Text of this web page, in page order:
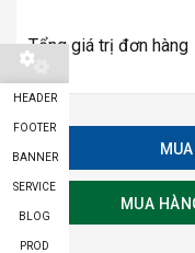
Tổng giá trị đơn hàng
MUA
HEADER
FOOTER
BANNER
SERVICE
BLOG
PROD